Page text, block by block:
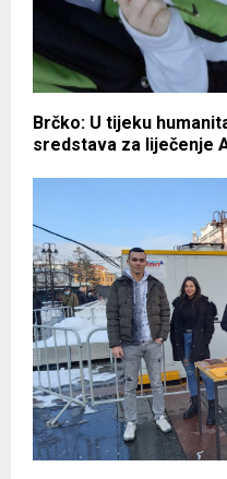
Brčko: U tijeku
sredstava za liječenje